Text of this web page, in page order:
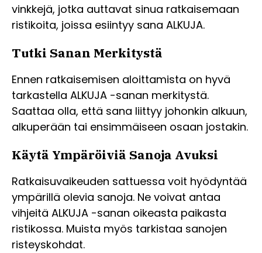
vinkkejä, jotka auttavat sinua ratkaisemaan
ristikoita, joissa esiintyy sana ALKUJA.
Tutki Sanan Merkitystä
Ennen ratkaisemisen aloittamista on hyvä
tarkastella ALKUJA -sanan merkitystä.
Saattaa olla, että sana liittyy johonkin alkuun,
alkuperään tai ensimmäiseen osaan jostakin.
Käytä Ympäröiviä Sanoja Avuksi
Ratkaisuvaikeuden sattuessa voit hyödyntää
ympärillä olevia sanoja. Ne voivat antaa
vihjeitä ALKUJA -sanan oikeasta paikasta
ristikossa. Muista myös tarkistaa sanojen
risteyskohdat.